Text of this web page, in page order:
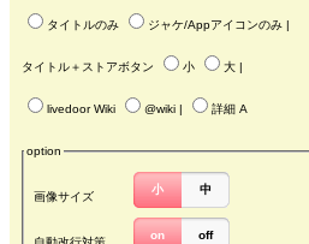
タイトルのみ ジャケ/Appアイコンのみ
タイトル＋ストアボタン 小 大
livedoor Wiki @wiki 詳細 A
option
画像サイズ
小 中
on off